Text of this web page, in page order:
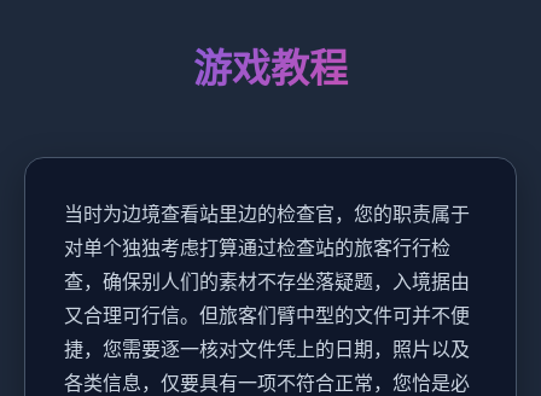
游戏教程
当时为边境查看站里边的检查官，您的职责属于
对单个独独考虑打算通过检查站的旅客行行检
查，确保别人们的素材不存坐落疑题，入境据由
又合理可行信。但旅客们臂中型的文件可并不便
捷，您需要逐一核对文件凭上的日期，照片以及
各类信息，仅要具有一项不符合正常，您恰是必